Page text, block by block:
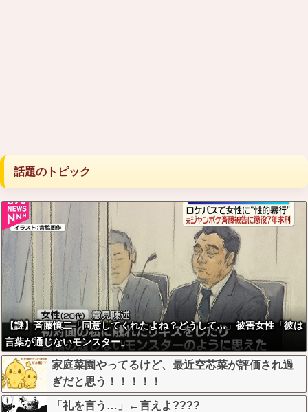
話題のトピック
【謎】斉藤慎二「同意してくれたよね？どうして…」被害女性「彼は
言葉が通じないモンスター」
家庭菜園やってるけど、最近空芯菜が評価され過
ぎだと思う！！！！！
「礼を言う…」←言えよ????